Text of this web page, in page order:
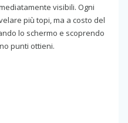
visibili. Ogni
più topi, ma a costo del
lo schermo e scoprendo
punti ottieni.